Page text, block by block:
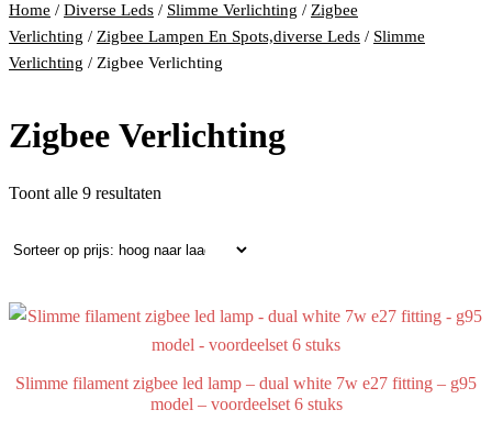
Home / Diverse Leds / Slimme Verlichting / Zigbee
Verlichting / Zigbee Lampen En Spots,diverse Leds / Slimme
Verlichting / Zigbee Verlichting
Zigbee Verlichting
Toont alle 9 resultaten
prijs:
naar
laag
Slimme filament zigbee led lamp – dual white 7w e27 fitting – g95
model – voordeelset 6 stuks